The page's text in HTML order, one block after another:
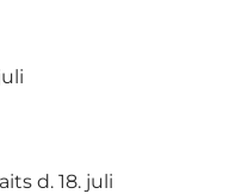
d. 18. juli